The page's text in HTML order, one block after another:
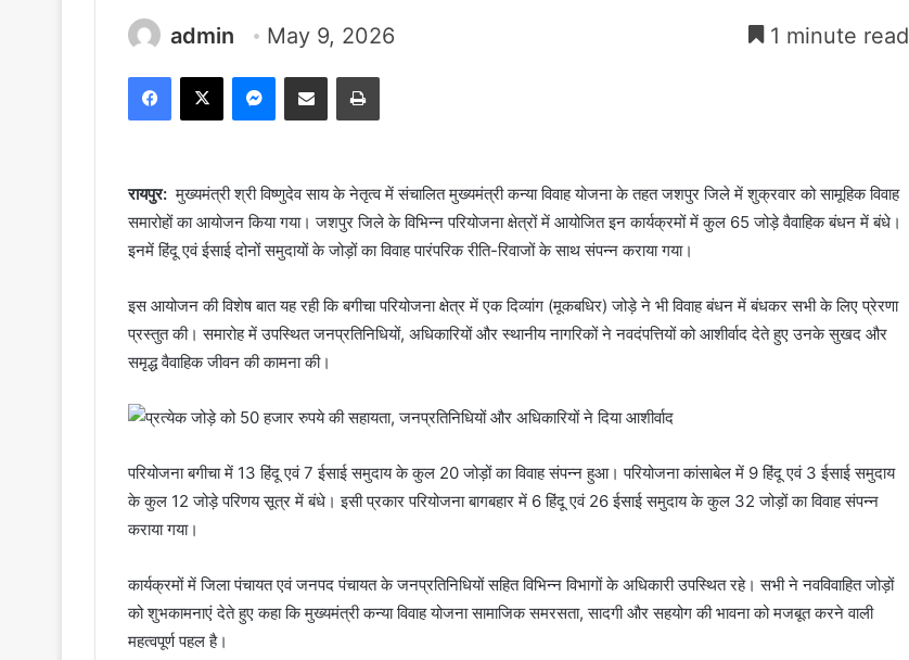
admin May 9, 2026 1 minute read
Facebook
X Messenger
Share via Email Print
रायपुर:मुख्यमंत्री श्री विष्णुदेव साय के नेतृत्व में संचालित मुख्यमंत्री कन्या विवाह योजना के तहत जशपुर जिले में शुक्रवार को सामूहिक विवाह
समारोहों का आयोजन किया गया। जशपुर जिले के विभिन्न परियोजना क्षेत्रों में आयोजित इन कार्यक्रमों में कुल 65 जोड़े वैवाहिक बंधन में बंधे।
इनमें हिंदू एवं ईसाई दोनों समुदायों के जोड़ों का विवाह पारंपरिक रीति-रिवाजों के साथ संपन्न कराया गया।
इस आयोजन की विशेष बात यह रही कि बगीचा परियोजना क्षेत्र में एक दिव्यांग (मूकबधिर) जोड़े ने भी विवाह बंधन में बंधकर सभी के लिए प्रेरणा
प्रस्तुत की। समारोह में उपस्थित जनप्रतिनिधियों, अधिकारियों और स्थानीय नागरिकों ने नवदंपत्तियों को आशीर्वाद देते हुए उनके सुखद और
समृद्ध वैवाहिक जीवन की कामना की।
परियोजना बगीचा में 13 हिंदू एवं 7 ईसाई समुदाय के कुल 20 जोड़ों का विवाह संपन्न हुआ। परियोजना कांसाबेल में 9 हिंदू एवं 3 ईसाई समुदाय
के कुल 12 जोड़े परिणय सूत्र में बंधे। इसी प्रकार परियोजना बागबहार में 6 हिंदू एवं 26 ईसाई समुदाय के कुल 32 जोड़ों का विवाह संपन्न
कराया गया।
कार्यक्रमों में जिला पंचायत एवं जनपद पंचायत के जनप्रतिनिधियों सहित विभिन्न विभागों के अधिकारी उपस्थित रहे। सभी ने नवविवाहित जोड़ों
को शुभकामनाएं देते हुए कहा कि मुख्यमंत्री कन्या विवाह योजना सामाजिक समरसता, सादगी और सहयोग की भावना को मजबूत करने वाली
महत्वपूर्ण पहल है।